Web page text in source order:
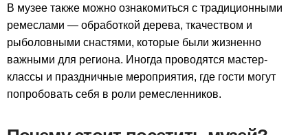
В музее также можно ознакомиться с традиционными
ремеслами — обработкой дерева, ткачеством и
рыболовными снастями, которые были жизненно
важными для региона. Иногда проводятся мастер-
классы и праздничные мероприятия, где гости могут
попробовать себя в роли ремесленников.